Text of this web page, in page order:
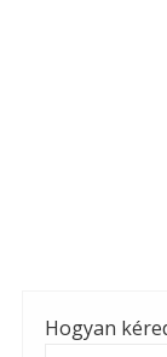
Hogyan